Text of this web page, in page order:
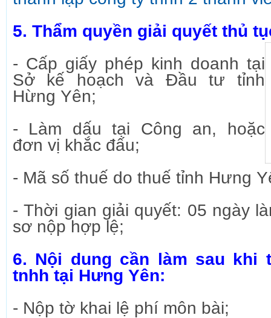
5. Thẩm quyền giải quyết thủ
- Cấp giấy phép kinh doanh tại
Sở kế hoạch và Đầu tư tỉnh
Hừng Yên;
- Làm dấu tại Công an, hoặc
đơn vị khắc đấu;
- Mã số thuế do thuế tỉnh Hưng
- Thời gian giải quyết: 05 ngày
sơ nộp hợp lệ;
6. Nội dung cần làm sau khi
tnhh tại Hưng Yên:
- Nộp tờ khai lệ phí môn bài;